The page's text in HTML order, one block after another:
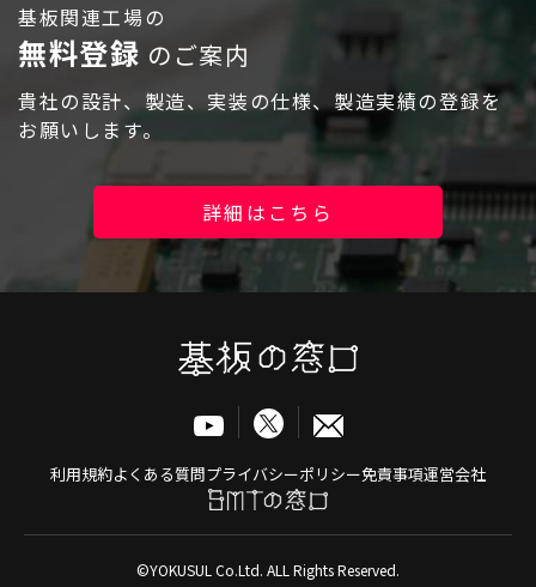
基板関連工場の
無料登録 のご案内
貴社の設計、製造、実装の仕様、製造実績の登録を
お願いします。
詳細はこちら
利用規約よくある質問プライバシーポリシー免責事項運営会社
©YOKUSUL Co.Ltd. ALL Rights Reserved.